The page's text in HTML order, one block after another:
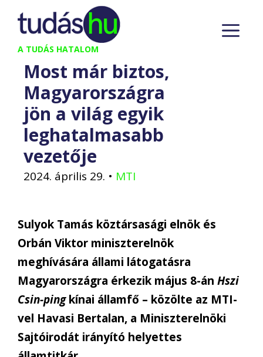
Kilépés
tartalomba
A TUDÁS HATALOM
Most már biztos,
Magyarországra
jön a világ egyik
leghatalmasabb
vezetője
2024. április 29. • MTI
Sulyok Tamás köztársasági elnök és
Orbán Viktor miniszterelnök
meghívására állami látogatásra
Magyarországra érkezik május 8-án Hszi
Csin-pingkínai államfő – közölte az MTI-
vel Havasi Bertalan, a Miniszterelnöki
Sajtóirodát irányító helyettes